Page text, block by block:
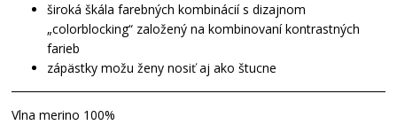
široká škála farebných kombinácií s dizajnom
„colorblocking“ založený na kombinovaní kontrastných
farieb
zápästky možu ženy nosiť aj ako štucne
Vlna merino 100%